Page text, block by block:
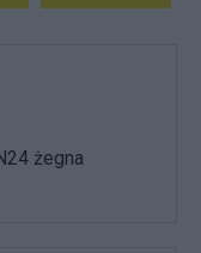
żegna